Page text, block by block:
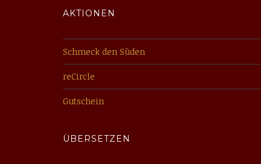
AKTIONEN
Schmeck den Süden
reCircle
Gutschein
ÜBERSETZEN